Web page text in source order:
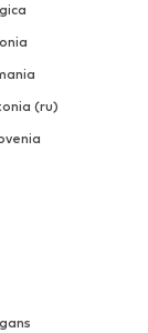
(ru)